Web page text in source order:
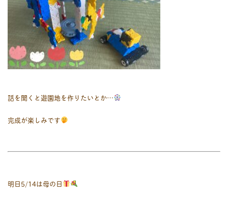
話を聞くと遊園地を作りたいとか…
完成が楽しみです
明日5/14は母の日